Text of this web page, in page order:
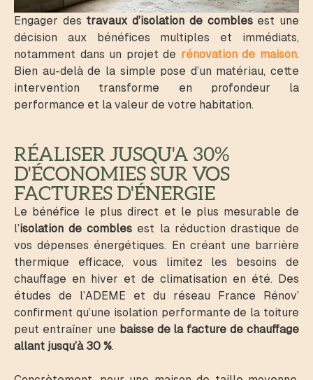
Engager des travaux d’isolation de comblesest une
décision aux bénéfices multiples et immédiats,
notamment dans un projet de rénovation de maison.
Bien au-delà de la simple pose d’un matériau, cette
intervention transforme en profondeur la
performance et la valeur de votre habitation.
RÉALISER JUSQU'A 30%
D'ÉCONOMIES SUR VOS
FACTURES D'ÉNERGIE
Le bénéfice le plus direct et le plus mesurable de
l’isolation de combles est la réduction drastique de
vos dépenses énergétiques. En créant une barrière
thermique efficace, vous limitez les besoins de
chauffage en hiver et de climatisation en été. Des
études de l’ADEME et du réseau France Rénov’
confirment qu’une isolation performante de la toiture
peut entraîner une baisse de la facture de chauffage
allant jusqu’à 30 %.